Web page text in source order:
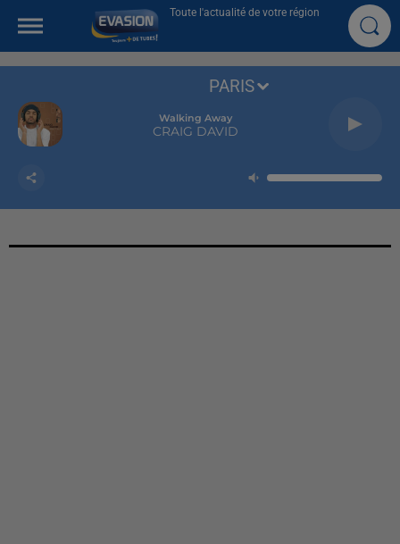
Toute l'actualité de votre région
Walking Away
CRAIG DAVID
PARIS